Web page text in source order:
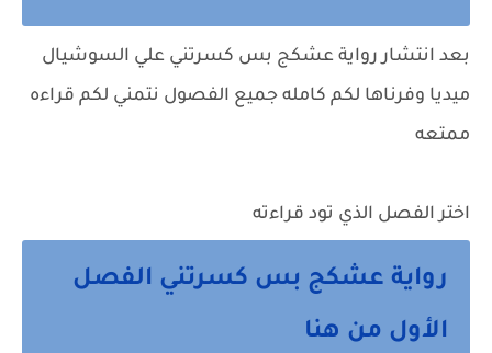
بعد انتشار رواية عشكج بس كسرتني علي السوشيال
ميديا وفرناها لكم كامله جميع الفصول نتمني لكم قراءه
ممتعه
اختر الفصل الذي تود قراءته
رواية عشكج بس كسرتني الفصل
الأول من هنا